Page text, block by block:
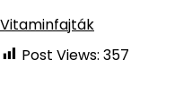
Vitaminfajták
Post Views: 357